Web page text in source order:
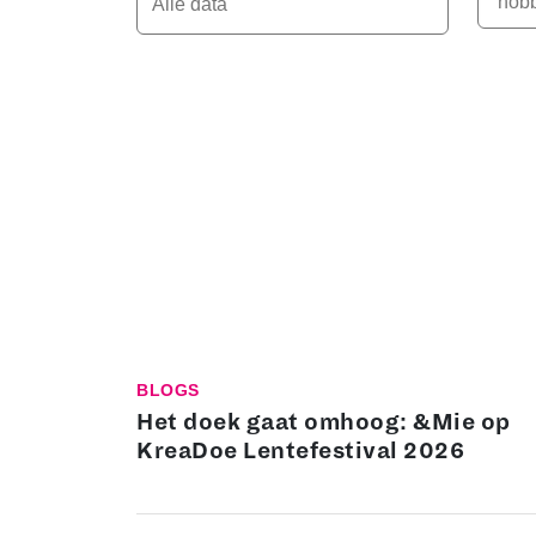
BLOGS
Het doek gaat omhoog: &Mie op
KreaDoe Lentefestival 2026